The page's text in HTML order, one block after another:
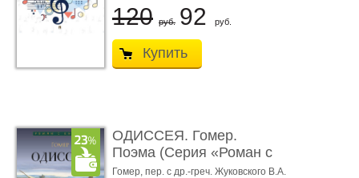
120 руб. 92 руб.
Купить
ОДИССЕЯ. Гомер.
Поэма (Серия «Роман с
книгой»)
Гомер, пер. с др.-греч. Жуковского В.А.